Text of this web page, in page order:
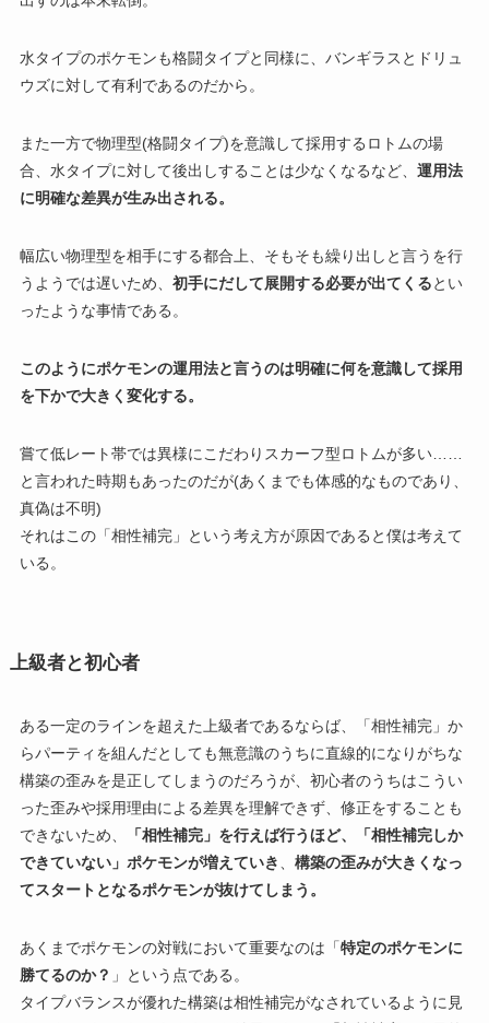
水タイプのポケモンも格闘タイプと同様に、バンギラスとドリュ
ウズに対して有利であるのだから。
また一方で物理型(格闘タイプ)を意識して採用するロトムの場
合、水タイプに対して後出しすることは少なくなるなど、 運用法
に明確な差異が生み出される。
幅広い物理型を相手にする都合上、そもそも繰り出しと言うを行
うようでは遅いため、 初手にだして展開する必要が出てくるとい
ったような事情である。
このようにポケモンの運用法と言うのは明確に何を意識して採用
を下かで大きく変化する。
嘗て低レート帯では異様にこだわりスカーフ型ロトムが多い……
と言われた時期もあったのだが(あくまでも体感的なものであり、
真偽は不明)
それはこの「相性補完」という考え方が原因であると僕は考えて
いる。
上級者と初心者
ある一定のラインを超えた上級者であるならば、「相性補完」か
らパーティを組んだとしても無意識のうちに直線的になりがちな
構築の歪みを是正してしまうのだろうが、初心者のうちはこうい
った歪みや採用理由による差異を理解できず、修正をすることも
できないため、
「相性補完」を行えば行うほど、「相性補完しか
できていない」ポケモンが増えていき
構築の歪みが大きくなっ
てスタートとなるポケモンが抜けてしまう。
あくまでポケモンの対戦において重要なのは「特定のポケモンに
勝てるのか？ 」という点である。
タイプバランスが優れた構築は相性補完がなされているように見